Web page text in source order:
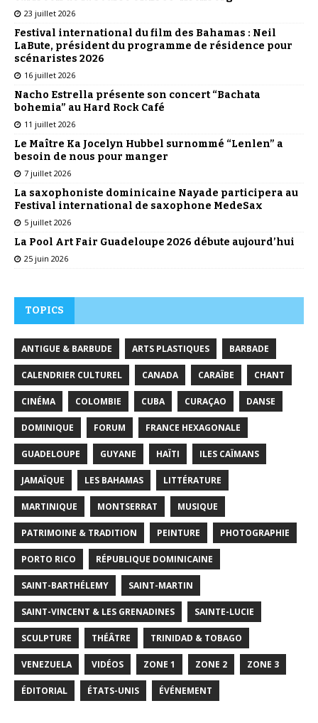
23 juillet 2026
Festival international du film des Bahamas : Neil
LaBute, président du programme de résidence pour
scénaristes 2026
16 juillet 2026
Nacho Estrella présente son concert “Bachata
bohemia” au Hard Rock Café
11 juillet 2026
Le Maître Ka Jocelyn Hubbel surnommé “Lenlen” a
besoin de nous pour manger
7 juillet 2026
La saxophoniste dominicaine Nayade participera au
Festival international de saxophone MedeSax
5 juillet 2026
La Pool Art Fair Guadeloupe 2026 débute aujourd’hui
25 juin 2026
TOPICS
ANTIGUE & BARBUDE ARTS PLASTIQUES BARBADE
CALENDRIER CULTUREL CANADA CARAÏBE CHANT
CINÉMA COLOMBIE CUBA CURAÇAO DANSE
DOMINIQUE FORUM FRANCE HEXAGONALE
GUADELOUPE GUYANE HAÏTI ILES CAÏMANS
JAMAÏQUE LES BAHAMAS LITTÉRATURE
MARTINIQUE MONTSERRAT MUSIQUE
PATRIMOINE & TRADITION PEINTURE PHOTOGRAPHIE
PORTO RICO RÉPUBLIQUE DOMINICAINE
SAINT-BARTHÉLEMY SAINT-MARTIN
SAINT-VINCENT & LES GRENADINES SAINTE-LUCIE
SCULPTURE THÉÂTRE TRINIDAD & TOBAGO
VENEZUELA VIDÉOS ZONE 1 ZONE 2 ZONE 3
ÉDITORIAL ÉTATS-UNIS ÉVÉNEMENT